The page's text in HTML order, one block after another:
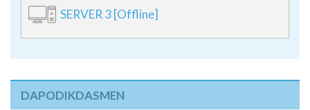
SERVER 3 [Offline]
DAPODIKDASMEN